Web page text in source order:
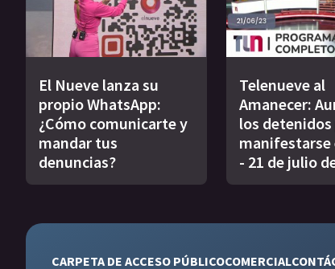
El Nueve lanza su
propio WhatsApp:
¿Cómo comunicarte y
mandar tus
denuncias?
Telenueve al
Amanecer:
los
manifestarse
- 21 de julio
CARPETA DE ACCESO PÚBLICOCOMERCIAL